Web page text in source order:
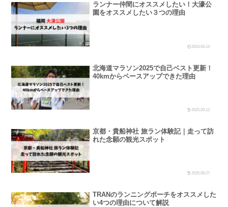
ランナー仲間にオススメしたい！大濠公
園をオススメしたい３つの理由
2024.04.14
北海道マラソン2025で自己ベスト更新！
40kmからペースアップできた理由
2025.09.12
京都・貴船神社 旅ラン体験記｜走って訪
れた念願の観光スポット
2025.09.27
TRANのランニングポーチをオススメした
い4つの理由について解説